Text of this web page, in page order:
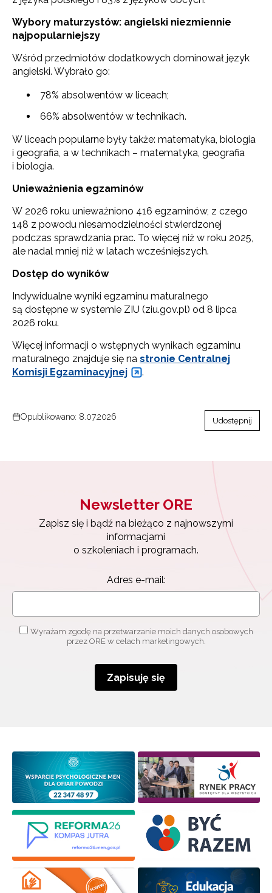
Wybory maturzystów: angielski niezmiennie
najpopularniejszy
Wśród przedmiotów dodatkowych dominował język
angielski. Wybrało go:
78% absolwentów w liceach;
66% absolwentów w technikach.
W liceach popularne były także: matematyka, biologia
i geografia, a w technikach – matematyka, geografia
i biologia.
Unieważnienia egzaminów
W 2026 roku unieważniono 416 egzaminów, z czego
148 z powodu niesamodzielności stwierdzonej
podczas sprawdzania prac. To więcej niż w roku 2025,
ale nadal mniej niż w latach wcześniejszych.
Dostęp do wyników
Indywidualne wyniki egzaminu maturalnego
są dostępne w systemie ZIU (ziu.gov.pl) od 8 lipca
2026 roku.
Więcej informacji o wstępnych wynikach egzaminu
maturalnego znajduje się na stronie Centralnej
Komisji Egzaminacyjnej
.
Opublikowano: 8.07.2026 Udostępnij
Newsletter ORE
Zapisz się i bądź na bieżąco z najnowszymi
informacjami
o szkoleniach i programach.
Adres e-mail:
Wyrażam zgodę na przetwarzanie moich danych osobowych
przez ORE w celach marketingowych.
Zapisuję się